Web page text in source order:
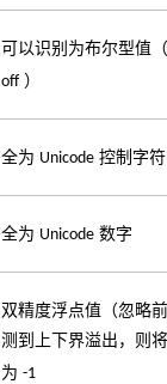
可以识别为布尔型值（
off ）
全为 Unicode 控制字符
全为 Unicode 数字
双精度浮点值（忽略
测到上下界溢出，则将
为 -1